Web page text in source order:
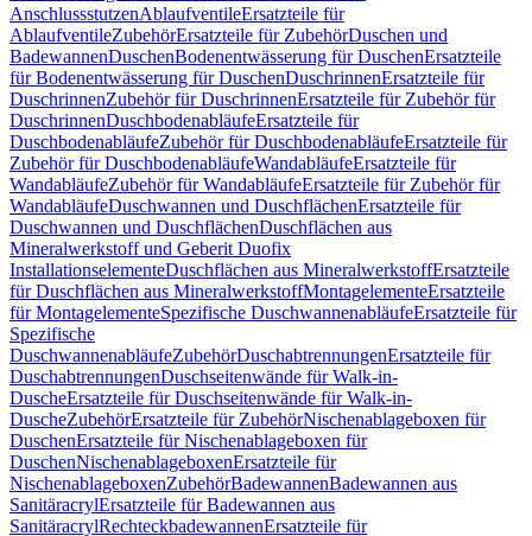
AnschlussstutzenAblaufventileErsatzteile für
AblaufventileZubehörErsatzteile für ZubehörDuschen und
BadewannenDuschenBodenentwässerung für DuschenErsatzteile
für Bodenentwässerung für DuschenDuschrinnenErsatzteile für
DuschrinnenZubehör für DuschrinnenErsatzteile für Zubehör für
DuschrinnenDuschbodenabläufeErsatzteile für
DuschbodenabläufeZubehör für DuschbodenabläufeErsatzteile für
Zubehör für DuschbodenabläufeWandabläufeErsatzteile für
WandabläufeZubehör für WandabläufeErsatzteile für Zubehör für
WandabläufeDuschwannen und DuschflächenErsatzteile für
Duschwannen und DuschflächenDuschflächen aus
Mineralwerkstoff und Geberit Duofix
InstallationselementeDuschflächen aus MineralwerkstoffErsatzteile
für Duschflächen aus MineralwerkstoffMontagelementeErsatzteile
für MontagelementeSpezifische DuschwannenabläufeErsatzteile für
Spezifische
DuschwannenabläufeZubehörDuschabtrennungenErsatzteile für
DuschabtrennungenDuschseitenwände für Walk-in-
DuscheErsatzteile für Duschseitenwände für Walk-in-
DuscheZubehörErsatzteile für ZubehörNischenablageboxen für
DuschenErsatzteile für Nischenablageboxen für
DuschenNischenablageboxenErsatzteile für
NischenablageboxenZubehörBadewannenBadewannen aus
SanitäracrylErsatzteile für Badewannen aus
SanitäracrylRechteckbadewannenErsatzteile für